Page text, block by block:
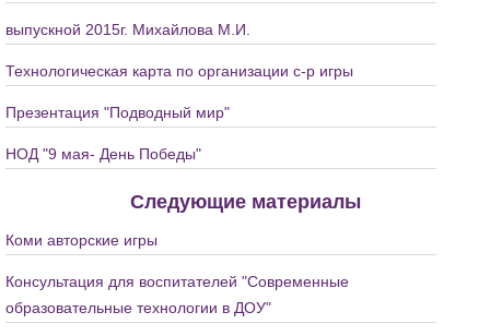
выпускной 2015г. Михайлова М.И.
Технологическая карта по организации с-р игры
Презентация "Подводный мир"
НОД "9 мая- День Победы"
Следующие материалы
Коми авторские игры
Консультация для воспитателей "Современные
образовательные технологии в ДОУ"